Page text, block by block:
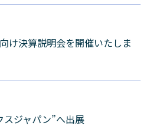
け決算説明会を開催いたしま
スジャパン”へ出展